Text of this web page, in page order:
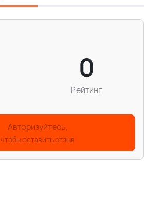
0
Рейтинг
Авторизуйтесь,
чтобы оставить отзыв